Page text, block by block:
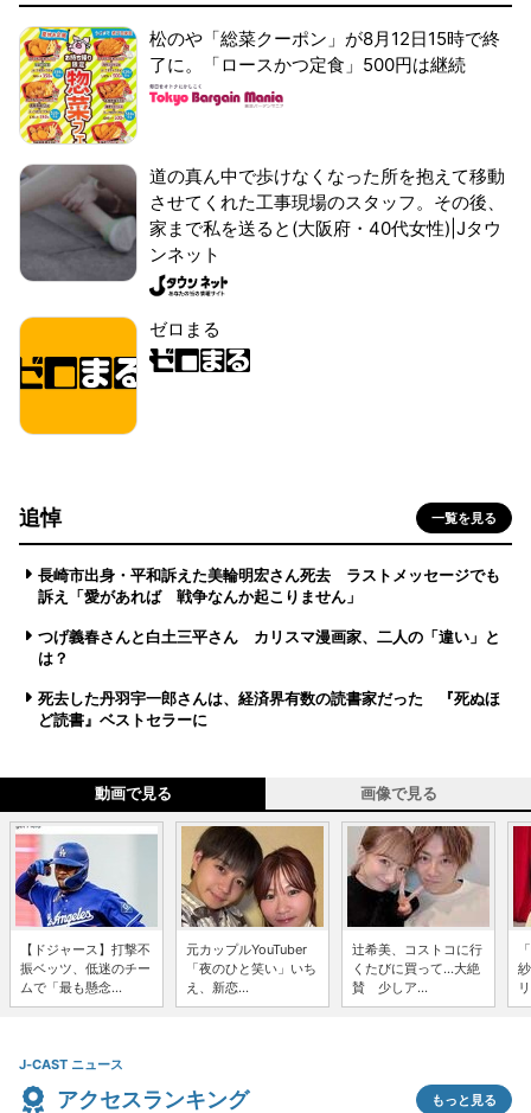
松のや「総菜クーポン」が8月12日15時で終
了に。「ロースかつ定食」500円は継続
道の真ん中で歩けなくなった所を抱えて移動
させてくれた工事現場のスタッフ。その後、
家まで私を送ると(大阪府・40代女性)|Jタウ
ンネット
ゼロまる
追悼 一覧を見る
長崎市出身・平和訴えた美輪明宏さん死去 ラストメッセージでも
訴え「愛があれば 戦争なんか起こりません」
つげ義春さんと白土三平さん カリスマ漫画家、二人の「違い」と
は？
死去した丹羽宇一郎さんは、経済界有数の読書家だった 『死ぬほ
ど読書』ベストセラーに
動画で見る 画像で見る
【ドジャース】打撃不
振ベッツ、低迷のチー
ムで「最も懸念...
元カップルYouTuber
「夜のひと笑い」いち
え、新恋...
辻希美、コストコに行
くたびに買って...大絶
賛 少しア...
J-CAST ニュース
アクセスランキング もっと見る